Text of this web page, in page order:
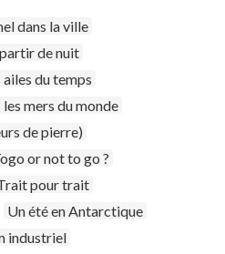
dans la ville
de nuit
ailes du temps
mers du monde
de pierre)
or not to go ?
pour trait
Un été en Antarctique
industriel